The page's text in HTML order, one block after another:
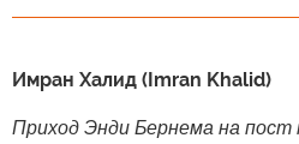
Имран Халид (Imran Khalid)
Приход Энди Бернема на